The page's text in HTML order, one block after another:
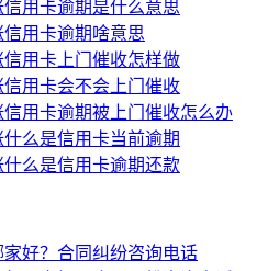
用卡逾期是什么意思
用卡逾期啥意思
用卡上门催收怎样做
用卡会不会上门催收
用卡逾期被上门催收怎么办
么是信用卡当前逾期
么是信用卡逾期还款
好？合同纠纷咨询电话